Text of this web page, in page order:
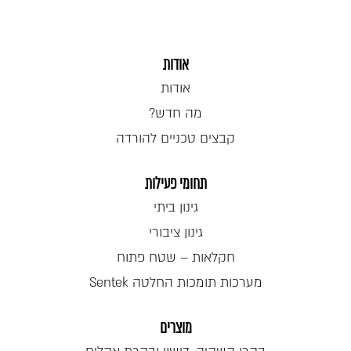
אודות
אודות
מה חדש?
קבצים טכניים להורדה
תחומי פעילות
גינון ביתי
גינון ציבורי
חקלאות – שטח פתוח
מערכות תומכות החלטה Sentek
מוצרים